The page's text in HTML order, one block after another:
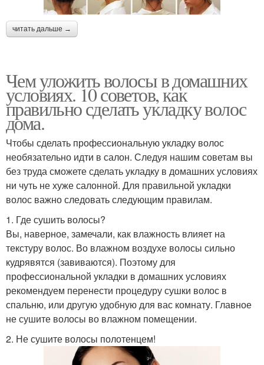
читать дальше →
Чем уложить волосы в домашних
условиях. 10 советов, как
правильно сделать укладку волос
дома.
Чтобы сделать профессиональную укладку волос
необязательно идти в салон. Следуя нашим советам вы
без труда сможете сделать укладку в домашних условиях
ни чуть не хуже салонной. Для правильной укладки
волос важно следовать следующим правилам.
1. Где сушить волосы?
Вы, наверное, замечали, как влажность влияет на
текстуру волос. Во влажном воздухе волосы сильно
кудрявятся (завиваются). Поэтому для
профессиональной укладки в домашних условиях
рекомендуем перенести процедуру сушки волос в
спальню, или другую удобную для вас комнату. Главное
не сушите волосы во влажном помещении.
2. Не сушите волосы полотенцем!